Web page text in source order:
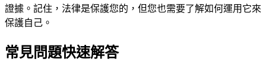
證據。記住，法律是保護您的，但您也需要了解如何運用它來
保護自己。
常見問題快速解答